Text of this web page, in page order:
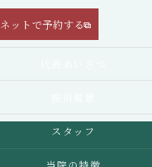
ネットで予約する
スタッフ